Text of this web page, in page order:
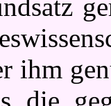
ihm
die